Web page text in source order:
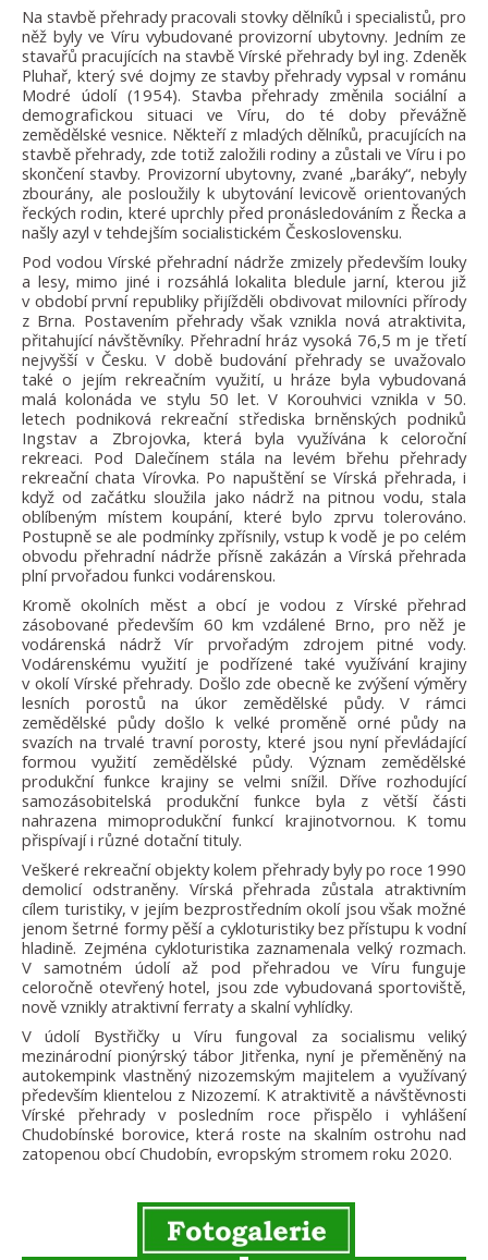
Na stavbě přehrady pracovali stovky dělníků i specialistů, pro
něž byly ve Víru vybudované provizorní ubytovny. Jedním ze
stavařů pracujících na stavbě Vírské přehrady byl ing. Zdeněk
Pluhař, který své dojmy ze stavby přehrady vypsal v románu
Modré údolí (1954). Stavba přehrady změnila sociální a
demografickou situaci ve Víru, do té doby převážně
zemědělské vesnice. Někteří z mladých dělníků, pracujících na
stavbě přehrady, zde totiž založili rodiny a zůstali ve Víru i po
skončení stavby. Provizorní ubytovny, zvané „baráky“, nebyly
zbourány, ale posloužily k ubytování levicově orientovaných
řeckých rodin, které uprchly před pronásledováním z Řecka a
našly azyl v tehdejším socialistickém Československu.
Pod vodou Vírské přehradní nádrže zmizely především louky
a lesy, mimo jiné i rozsáhlá lokalita bledule jarní, kterou již
v období první republiky přijížděli obdivovat milovníci přírody
z Brna. Postavením přehrady však vznikla nová atraktivita,
přitahující návštěvníky. Přehradní hráz vysoká 76,5 m je třetí
nejvyšší v Česku. V době budování přehrady se uvažovalo
také o jejím rekreačním využití, u hráze byla vybudovaná
malá kolonáda ve stylu 50 let. V Korouhvici vznikla v 50.
letech podniková rekreační střediska brněnských podniků
Ingstav a Zbrojovka, která byla využívána k celoroční
rekreaci. Pod Dalečínem stála na levém břehu přehrady
rekreační chata Vírovka. Po napuštění se Vírská přehrada, i
když od začátku sloužila jako nádrž na pitnou vodu, stala
oblíbeným místem koupání, které bylo zprvu tolerováno.
Postupně se ale podmínky zpřísnily, vstup k vodě je po celém
obvodu přehradní nádrže přísně zakázán a Vírská přehrada
plní prvořadou funkci vodárenskou.
Kromě okolních měst a obcí je vodou z Vírské přehrad
zásobované především 60 km vzdálené Brno, pro něž je
vodárenská nádrž Vír prvořadým zdrojem pitné vody.
Vodárenskému využití je podřízené také využívání krajiny
v okolí Vírské přehrady. Došlo zde obecně ke zvýšení výměry
lesních porostů na úkor zemědělské půdy. V rámci
zemědělské půdy došlo k velké proměně orné půdy na
svazích na trvalé travní porosty, které jsou nyní převládající
formou využití zemědělské půdy. Význam zemědělské
produkční funkce krajiny se velmi snížil. Dříve rozhodující
samozásobitelská produkční funkce byla z větší části
nahrazena mimoprodukční funkcí krajinotvornou. K tomu
přispívají i různé dotační tituly.
Veškeré rekreační objekty kolem přehrady byly po roce 1990
demolicí odstraněny. Vírská přehrada zůstala atraktivním
cílem turistiky, v jejím bezprostředním okolí jsou však možné
jenom šetrné formy pěší a cykloturistiky bez přístupu k vodní
hladině. Zejména cykloturistika zaznamenala velký rozmach.
V samotném údolí až pod přehradou ve Víru funguje
celoročně otevřený hotel, jsou zde vybudovaná sportoviště,
nově vznikly atraktivní ferraty a skalní vyhlídky.
V údolí Bystřičky u Víru fungoval za socialismu veliký
mezinárodní pionýrský tábor Jitřenka, nyní je přeměněný na
autokempink vlastněný nizozemským majitelem a využívaný
především klientelou z Nizozemí. K atraktivitě a návštěvnosti
Vírské přehrady v posledním roce přispělo i vyhlášení
Chudobínské borovice, která roste na skalním ostrohu nad
zatopenou obcí Chudobín, evropským stromem roku 2020.